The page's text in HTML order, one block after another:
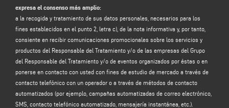
El Responsable del tratamiento tratará sus datos personales de
identificación y de contacto (tales como: nombre, apellidos, razón social,
dirección, ciudad, código postal, provincia, estado, dirección de correo
electrónico, número de teléfono) facilitados directamente por usted al
cumplimentar el formulario de recogida de datos de la sección "
CONTACTOS"
del sitio web del Responsable del tratamiento (www.emmegi.com, el "Sitio").
El responsable del tratamiento tiene la intención de tratar sus datos
personales con la finalidad de:
responder a su mensaje o solicitud de información
enviada a través de
este formulario, por ejemplo, para obtener información sobre los productos o
expresa el consenso más amplio:
a la recogida y tratamiento de sus datos personales, necesarios para los
fines establecidos en el punto 2, letra c), de la nota informativa y, por tanto,
consiente en recibir comunicaciones promocionales sobre los servicios y
productos del Responsable del Tratamiento y/o de las empresas del Grupo
del Responsable del Tratamiento y/o de eventos organizados por éstas o en
ponerse en contacto con usted con fines de estudio de mercado a través de
contacto telefónico con un operador o a través de métodos de contacto
automatizados (por ejemplo, campañas automatizadas de correo electrónico,
SMS, contacto telefónico automatizado, mensajería instantánea, etc.).